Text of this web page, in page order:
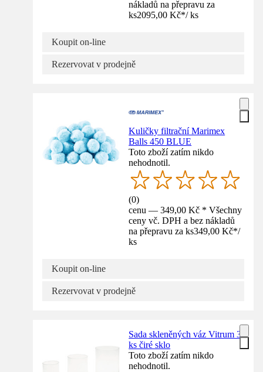
nákladů na přepravu za
ks2095,00 Kč*/ ks
Koupit on-line
Rezervovat v prodejně
Kuličky filtrační Marimex
Balls 450 BLUE
Toto zboží zatím nikdo
nehodnotil.
(0)
cenu — 349,00 Kč * Všechny
ceny vč. DPH a bez nákladů
na přepravu za ks349,00 Kč*/
ks
Koupit on-line
Rezervovat v prodejně
Sada skleněných váz Vitrum 3
ks čiré sklo
Toto zboží zatím nikdo
nehodnotil.